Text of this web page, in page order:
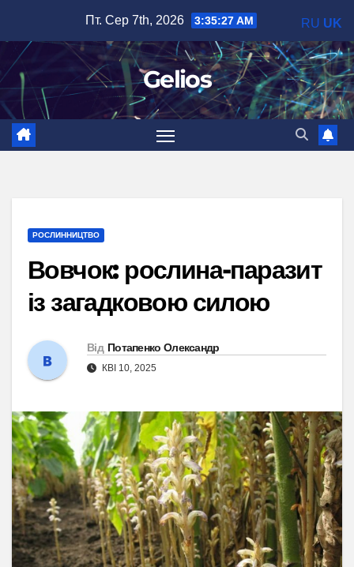
вмісту
Пт. Сер 7th, 2026 3:35:28 AM
Gelios
РОСЛИННИЦТВО
Вовчок: рослина-паразит
із загадковою силою
Від Потапенко Олександр
КВІ 10, 2025
RU UK